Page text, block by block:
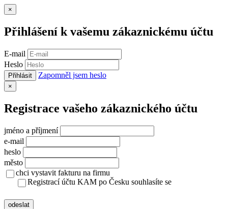
×
Přihlášení k vašemu zákaznickému účtu
E-mail
Heslo
Přihlásit Zapomněl jsem heslo
×
Registrace vašeho zákaznického účtu
jméno a příjmení
e-mail
heslo
město
chci vystavit fakturu na firmu
Registrací účtu KAM po Česku souhlasíte se
odeslat